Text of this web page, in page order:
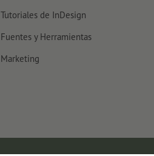
Tutoriales de InDesign
Fuentes y Herramientas
Marketing